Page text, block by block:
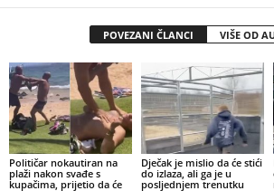
POVEZANI ČLANCI VIŠE OD
Političar nokautiran na
plaži nakon svađe s
kupačima, prijetio da će
Dječak je mislio da će stići
do izlaza, ali ga je u
posljednjem trenutku